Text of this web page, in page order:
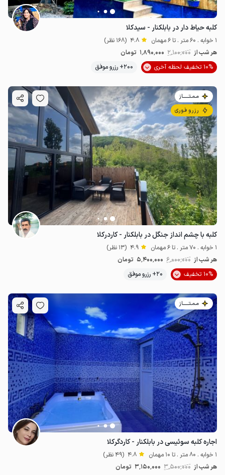
کلبه حیاط دار در بابلکنار - سیدکلا
1 خوابه . 60 متر . تا 6 مهمان 4.8 (168 نظر)
هر شب از 2٬100٬000 1٬890٬000 تومان
10% تخفیف لحظه آخری
200+ رزرو موفق
مـمـتــــــاز
رزرو فوری
کلبه با چشم انداز جنگل در بابلکنار - کاردرکلا
1 خوابه . 70 متر . تا 6 مهمان 4.9 (13 نظر)
هر شب از 6٬000٬000 5٬400٬000 تومان
10% تخفیف
20+ رزرو موفق
مـمـتــــــاز
اجاره کلبه سوئیسی در بابلکنار - کاردگرکلا
1 خوابه . 80 متر . تا 10 مهمان 4.8 (49 نظر)
هر شب از 3٬500٬000 3٬150٬000 تومان